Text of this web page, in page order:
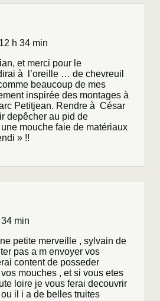
h 34 min
et merci pour le
à l’oreille … de chevreuil
beaucoup de mes
inspirée des montages à
Petitjean. Rendre à César
depêcher au pid de
une mouche faie de matériaux
» !!
min
petite merveille , sylvain de
pas a m envoyer vos
content de posseder
mouches , et si vous etes
loire je vous ferai decouvrir
il i a de belles truites